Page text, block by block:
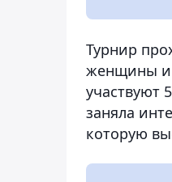
Турнир
женщины и
участвуют
заняла
которую